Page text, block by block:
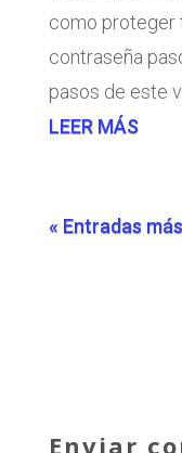
como proteger
contraseña
pasos de este
LEER MÁS
« Entradas
Enviar